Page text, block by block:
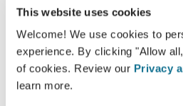
This website uses cookies
Welcome! We use cookies to
experience. By clicking "Allow
of cookies. Review our Privacy
learn more.
ง่ายและปล
Crisalix ให้คำสัญญาว่าข้อมูล
เซอร์เวอร์ของเรามีการเข้
ปลอดภัยและเป็